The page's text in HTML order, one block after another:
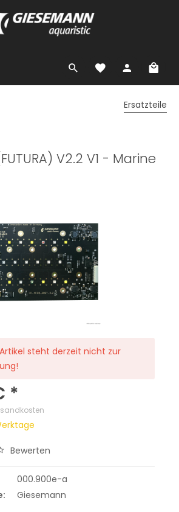
Ersatzteile
V2.2 V1 - Marine
steht derzeit nicht zur
*
Bewerten
000.900e-a
Giesemann